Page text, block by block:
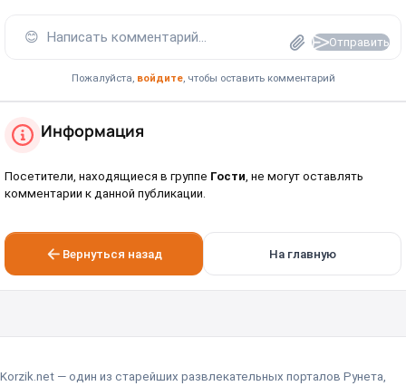
😊 Написать комментарий... Отправить
Пожалуйста, войдите, чтобы оставить комментарий
Информация
Посетители, находящиеся в группе Гости, не могут оставлять
комментарии к данной публикации.
Вернуться назад На главную
Korzik.net — один из старейших развлекательных порталов Рунета,